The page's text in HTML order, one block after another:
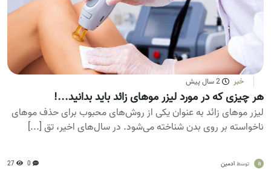
خبر 2 سال پیش
هر چیزی که در مورد لیزر موهای زائد باید بدانید...!
لیزر موهای زائد به عنوان یکی از روش‌های محبوب برای حذف موهای
ناخواسته بر روی بدن شناخته می‌شود. در سال‌های اخیر، تق [...]
a توسط ادمین 0
27